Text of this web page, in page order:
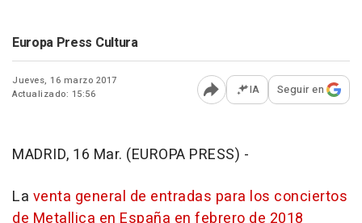
Europa Press Cultura
Jueves, 16 marzo 2017
Actualizado: 15:56
Abrir opciones para
IA Seguir en
MADRID, 16 Mar. (EUROPA PRESS) -
La venta general de entradas para los conciertos
de Metallica en España en febrero de 2018